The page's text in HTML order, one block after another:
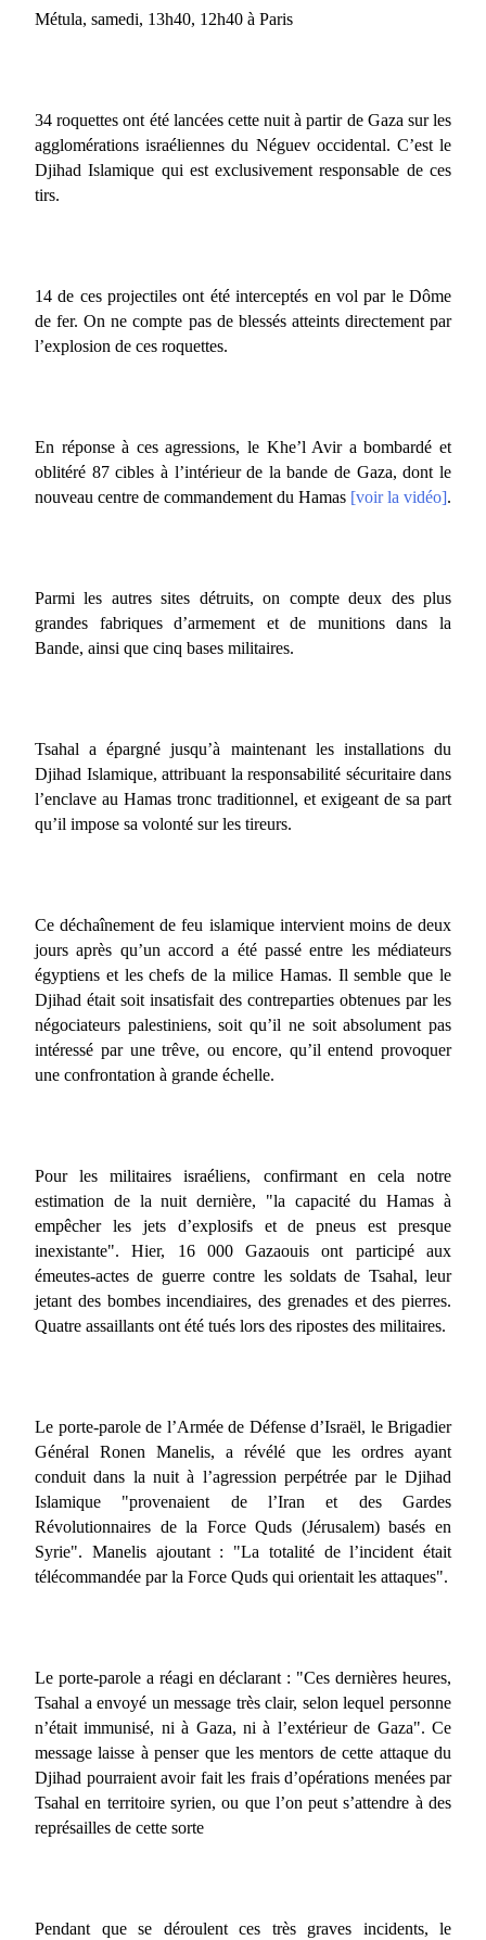
Métula, samedi, 13h40, 12h40 à Paris
34 roquettes ont été lancées cette nuit à partir de Gaza sur les
agglomérations israéliennes du Néguev occidental. C’est le
Djihad Islamique qui est exclusivement responsable de ces
tirs.
14 de ces projectiles ont été interceptés en vol par le Dôme
de fer. On ne compte pas de blessés atteints directement par
l’explosion de ces roquettes.
En réponse à ces agressions, le Khe’l Avir a bombardé et
oblitéré 87 cibles à l’intérieur de la bande de Gaza, dont le
nouveau centre de commandement du Hamas [voir la vidéo].
Parmi les autres sites détruits, on compte deux des plus
grandes fabriques d’armement et de munitions dans la
Bande, ainsi que cinq bases militaires.
Tsahal a épargné jusqu’à maintenant les installations du
Djihad Islamique, attribuant la responsabilité sécuritaire dans
l’enclave au Hamas tronc traditionnel, et exigeant de sa part
qu’il impose sa volonté sur les tireurs.
Ce déchaînement de feu islamique intervient moins de deux
jours après qu’un accord a été passé entre les médiateurs
égyptiens et les chefs de la milice Hamas. Il semble que le
Djihad était soit insatisfait des contreparties obtenues par les
négociateurs palestiniens, soit qu’il ne soit absolument pas
intéressé par une trêve, ou encore, qu’il entend provoquer
une confrontation à grande échelle.
Pour les militaires israéliens, confirmant en cela notre
estimation de la nuit dernière, "la capacité du Hamas à
empêcher les jets d’explosifs et de pneus est presque
inexistante". Hier, 16 000 Gazaouis ont participé aux
émeutes-actes de guerre contre les soldats de Tsahal, leur
jetant des bombes incendiaires, des grenades et des pierres.
Quatre assaillants ont été tués lors des ripostes des militaires.
Le porte-parole de l’Armée de Défense d’Israël, le Brigadier
Général Ronen Manelis, a révélé que les ordres ayant
conduit dans la nuit à l’agression perpétrée par le Djihad
Islamique "provenaient de l’Iran et des Gardes
Révolutionnaires de la Force Quds (Jérusalem) basés en
Syrie". Manelis ajoutant : "La totalité de l’incident était
télécommandée par la Force Quds qui orientait les attaques".
Le porte-parole a réagi en déclarant : "Ces dernières heures,
Tsahal a envoyé un message très clair, selon lequel personne
n’était immunisé, ni à Gaza, ni à l’extérieur de Gaza". Ce
message laisse à penser que les mentors de cette attaque du
Djihad pourraient avoir fait les frais d’opérations menées par
Tsahal en territoire syrien, ou que l’on peut s’attendre à des
représailles de cette sorte
Pendant que se déroulent ces très graves incidents, le